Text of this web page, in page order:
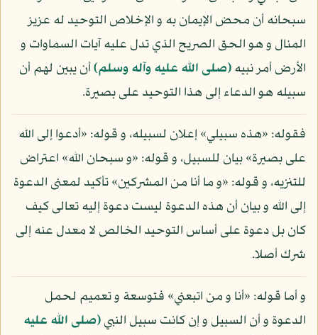
سبحانه أن محض الإيمان به و الإخلاص التوحيد له عزيز
المنال و هو الحق الصريح الذي تدل عليه آيات السماوات و
الأرض أمر نبيه(صلى الله عليه وآله وسلم)أن يبين لهم أن
سبيله هو الدعاء إلى هذا التوحيد على بصيرة.
فقوله: «هذه سبيلي» إعلان لسبيله، و قوله: «أدعوا إلى الله
على بصيرة» بيان للسبيل، و قوله: «و سبحان الله» اعتراض
للتنزيه، و قوله: «و ما أنا من المشركين» تأكيد لمعنى الدعوة
إلى الله و بيان أن هذه الدعوة ليست دعوة إليه تعالى كيف
كان بل دعوة على أساس التوحيد الخالص لا معدل عنه إلى
شرك أصلا.
و أما قوله: «أنا و من اتبعني» فتوسعة و تعميم لحمل
الدعوة و أن السبيل و إن كانت سبيل النبي(صلى الله عليه